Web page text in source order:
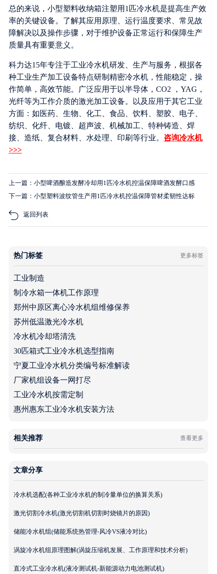
总的来说，小型塑料收纳箱注塑用1匹冷水机是提高生产效
率的关键设备。了解其应用原理、运行温度要求、常见故
障解决以及操作步骤，对于维护设备正常运行和保障生产
质量具有重要意义。
科力达15年专注于工业冷水机研发、生产与服务，根据各
种工业生产加工设备特点研制精密冷水机，性能稳定，操
作简单，高效节能。广泛应用于以半导体，CO2 ，YAG，
光纤等为工作介质的激光加工设备。以及应用于其它工业
方面：如医药、生物、化工、食品、饮料、塑胶、电子、
纺织、化纤、电镀、超声波、机械加工、特种铸造、焊
接、造纸、复合材料、水处理、印刷等行业。 咨询冷水机
>>>
上一篇：小型啤酒酿造发酵冷却用1匹冷水机控温保障啤酒发酵口感
下一篇：小型塑料波纹管生产用1匹冷水机控温保障管材柔韧性达标
返回列表
热门标签 更多标签
工业制造
制冷水箱一体机工作原理
郑州中原区离心冷水机组维修保养
苏州低温激光冷水机
冷水机冷却塔清洗
30匹箱式工业冷水机选型指南
宁夏工业冷水机分类编号标准解读
厂家机组设备一网打尽
工业冷水机按需定制
惠州惠东工业冷水机安装方法
相关推荐 查看更多
文章分享
冷水机选配(各种工业冷水机的制冷量单位的换算关系)
激光切割冷水机(激光切割机切割时烧镜片的原因)
储能冷水机组(储能系统热管理-风冷VS液冷对比)
涡旋冷水机组原理图解(涡旋压缩机发展、工作原理和技术分析)
直冷式工业冷水机(液冷测试机-新能源动力电池测试机)